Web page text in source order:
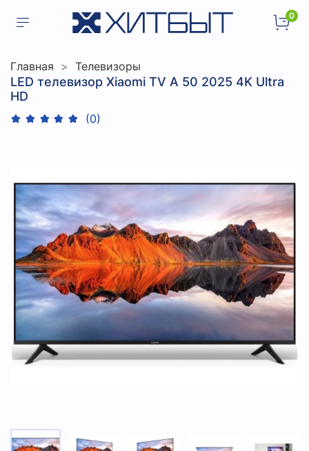
0
Главная Телевизоры
LED телевизор Xiaomi TV A 50 2025 4K Ultra
HD
(0)